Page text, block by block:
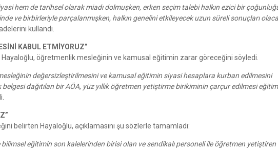
hem de tarihsel olarak miadı dolmuşken, erken seçim talebi halkın ezici bir
ve birbirleriyle parçalanmışken, halkın genelini etkileyecek uzun süreli sonuçları
kullandı.
KABUL ETMİYORUZ”
Hayaloğlu, öğretmenlik mesleğinin ve kamusal eğitimin zarar göreceğini söyledi.
mesleğinin değersizleştirilmesini ve kamusal eğitimin siyasi hesaplara kurban edilmesini
dağıtılan bir AÖA, yüz yıllık öğretmen yetiştirme birikiminin çarçur edilmesi
belirten Hayaloğlu, açıklamasını şu sözlerle tamamladı:
bilimsel eğitimin son kalelerinden birisi olan ve sendikalı personeli ile öğretmen yetiştiren